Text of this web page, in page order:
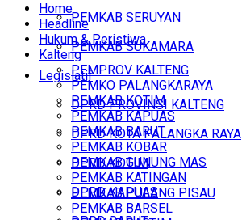
PEMKAB SERUYAN
PEMKAB SUKAMARA
Legislatif
DPRD PROVINSI KALTENG
DPRD KOTA PALANGKA RAYA
DPRD KOTIM
DPRD KAPUAS
Home
Headline
Hukum & Peristiwa
Kalteng
PEMPROV KALTENG
PEMKO PALANGKARAYA
PEMKAB KOTIM
PEMKAB KAPUAS
PEMKAB BARUT
PEMKAB KOBAR
PEMKAB GUNUNG MAS
PEMKAB KATINGAN
PEMKAB PULANG PISAU
PEMKAB BARSEL